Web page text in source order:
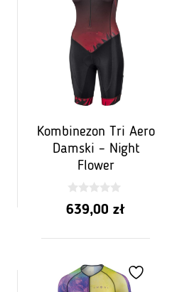
Kombinezon Tri Aero
Damski – Night
Flower
0
z
639,00 zł